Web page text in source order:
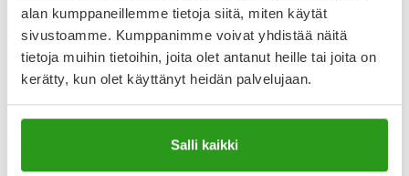
alan kumppaneillemme tietoja siitä, miten käytät
sivustoamme. Kumppanimme voivat yhdistää näitä
tietoja muihin tietoihin, joita olet antanut heille tai joita on
kerätty, kun olet käyttänyt heidän palvelujaan.
Salli kaikki
Arvostelut ja kokemuksia
52 arvostelua Kirjoita arvostelu
Hyvä